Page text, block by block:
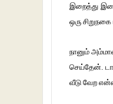
இறைத்து
ஒரு
நானும்
செய்தேன்.
வீடு வேற